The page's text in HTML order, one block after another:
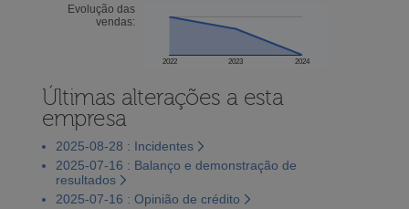
Evolução das
vendas:
2022 2023 2024
Últimas alterações a esta
empresa
2025-08-28 : Incidentes
2025-07-16 : Balanço e demonstração de
resultados
2025-07-16 : Opinião de crédito